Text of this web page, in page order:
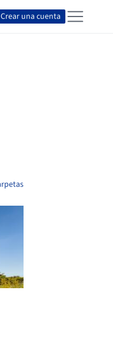
Crear una cuenta